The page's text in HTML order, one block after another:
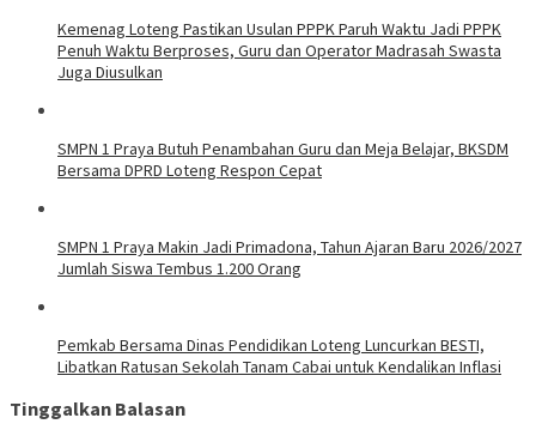
Kemenag Loteng Pastikan Usulan PPPK Paruh Waktu Jadi PPPK
Penuh Waktu Berproses, Guru dan Operator Madrasah Swasta
Juga Diusulkan
SMPN 1 Praya Butuh Penambahan Guru dan Meja Belajar, BKSDM
Bersama DPRD Loteng Respon Cepat
SMPN 1 Praya Makin Jadi Primadona, Tahun Ajaran Baru 2026/2027
Jumlah Siswa Tembus 1.200 Orang
Pemkab Bersama Dinas Pendidikan Loteng Luncurkan BESTI,
Libatkan Ratusan Sekolah Tanam Cabai untuk Kendalikan Inflasi
Tinggalkan Balasan